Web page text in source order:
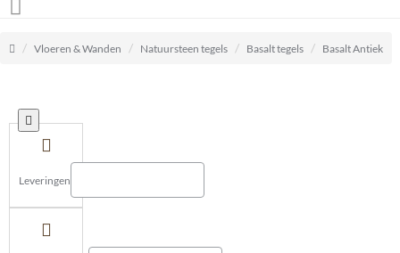
homeVloeren & Wanden Natuursteen tegels Basalt tegels Basalt Antiek
Leveringen